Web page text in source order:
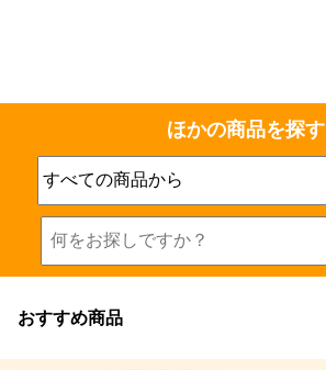
ほかの商品を探す
おすすめ商品